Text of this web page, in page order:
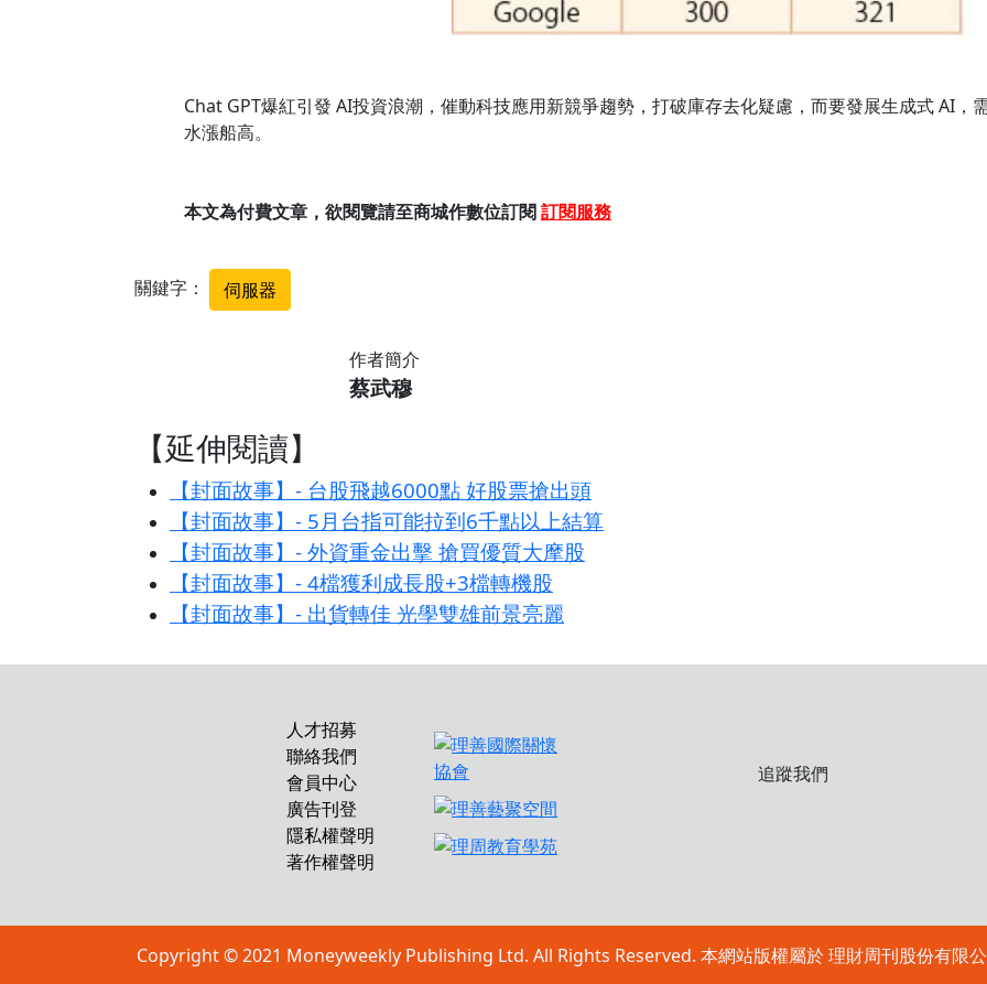
Chat GPT爆紅引發 AI投資浪潮，催動科技應用新競爭趨勢，打破庫存去化疑慮，而要發展生成式 AI，
水漲船高。
本文為付費文章，欲閱覽請至商城作數位訂閱訂閱服務
關鍵字： 伺服器
作者簡介
蔡武穆
【延伸閱讀】
【封面故事】- 台股飛越6000點 好股票搶出頭
【封面故事】- 5月台指可能拉到6千點以上結算
【封面故事】- 外資重金出擊 搶買優質大摩股
【封面故事】- 4檔獲利成長股+3檔轉機股
【封面故事】- 出貨轉佳 光學雙雄前景亮麗
人才招募
聯絡我們
會員中心
廣告刊登
隱私權聲明
著作權聲明
追蹤我們
Copyright © 2021 Moneyweekly Publishing Ltd. All Rights Reserved. 本網站版權屬於 理財周刊股份有限